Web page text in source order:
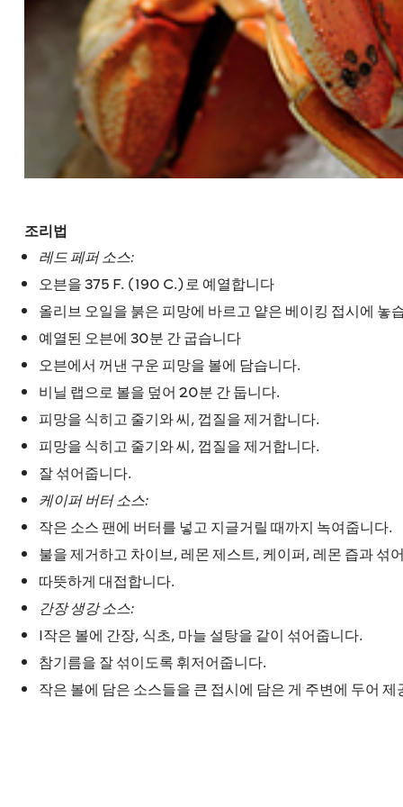
조리법
레드 페퍼 소스:
오븐을 375 F. (190 C.)로 예열합니다
올리브 오일을 붉은 피망에 바르고 얕은 베이킹 접시에 놓
예열된 오븐에 30분 간 굽습니다
오븐에서 꺼낸 구운 피망을 볼에 담습니다.
비닐 랩으로 볼을 덮어 20분 간 둡니다.
피망을 식히고 줄기와 씨, 껍질을 제거합니다.
피망을 식히고 줄기와 씨, 껍질을 제거합니다.
잘 섞어줍니다.
케이퍼 버터 소스:
작은 소스 팬에 버터를 넣고 지글거릴 때까지 녹여줍니다.
불을 제거하고 차이브, 레몬 제스트, 케이퍼, 레몬 즙과 섞
따뜻하게 대접합니다.
간장 생강 소스:
I작은 볼에 간장, 식초, 마늘 설탕을 같이 섞어줍니다.
참기름을 잘 섞이도록 휘저어줍니다.
작은 볼에 담은 소스들을 큰 접시에 담은 게 주변에 두어 제